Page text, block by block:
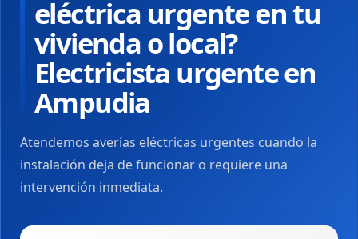
eléctrica urgente en tu
vivienda o local?
Electricista urgente en
Ampudia
Atendemos averías eléctricas urgentes cuando la
instalación deja de funcionar o requiere una
intervención inmediata.